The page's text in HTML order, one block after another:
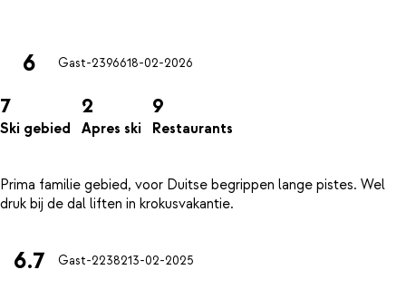
6 Gast-2396618-02-2026
7
Ski gebied
2
Apres ski
9
Restaurants
Prima familie gebied, voor Duitse begrippen lange pistes. Wel
6.7 Gast-2238213-02-2025